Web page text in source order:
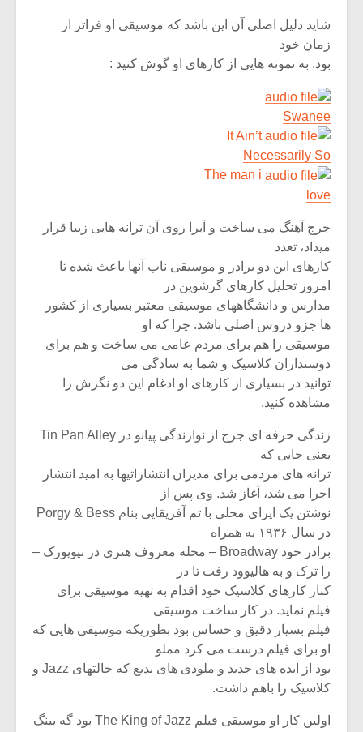
شاید دلیل اصلی آن این باشد که موسیقی او فراتر از
زمان خود
بود. به نمونه هایی از کارهای او گوش کنید :
Swanee
It Ain’t
Necessarily So
love
جرج آهنگ می ساخت و آیرا روی آن ترانه هایی زیبا قرار
میداد، تعدد
کارهای این دو برادر و موسیقی ناب آنها باعث شده تا
امروز تحلیل کارهای گرشوین در
مدارس و دانشگاههای موسیقی معتبر بسیاری از کشور
ها جزو دروس اصلی باشد. چرا که او
موسیقی را هم برای مردم عامی می ساخت و هم برای
دوستداران کلاسیک و شما به سادگی می
توانید در بسیاری از کارهای او ادغام این دو نگرش را
مشاهده کنید.
زندگی حرفه ای جرج از نوازندگی پیانو در Tin Pan Alley
یعنی جایی که
ترانه های مردمی برای مدیران انتشاراتیها به امید انتشار
اجرا می شد، آغاز شد. وی پس از
نوشتن یک اپرای محلی با تم آفریقایی بنام Porgy & Bess
در سال ۱۹۳۶ به همراه
برادر خود Broadway – محله معروف هنری در نیویورک –
را ترک و به هالیوود رفت تا در
کنار کارهای کلاسیک خود اقدام به تهیه موسیقی برای
فیلم نماید. در کار ساخت موسیقی
فیلم بسیار دقیق و حساس بود بطوریکه موسیقی هایی که
او برای فیلم درست می کرد مملو
بود از ایده های جدید و ملودی های بدیع که حالتهای Jazz و
کلاسیک را باهم داشت.
اولین کار او موسیقی فیلم The King of Jazz بود گه بینگ